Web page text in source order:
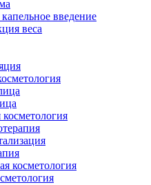
введение
веса
косметология